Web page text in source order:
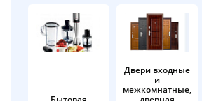
Двери входные
и
межкомнатные,
об оплате Плайтом
Остались вопросы?